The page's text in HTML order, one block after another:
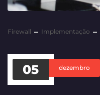
Firewall Implementação
05 dezembro